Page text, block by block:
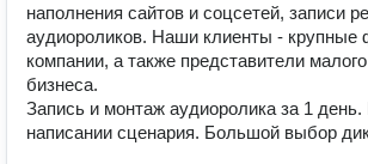
наполнения сайтов и соцсетей, записи
аудиороликов. Наши клиенты - крупные
компании, а также представители
бизнеса.
Запись и монтаж аудиоролика за 1
написании сценария. Большой выбор